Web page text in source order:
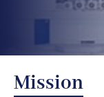
Mission